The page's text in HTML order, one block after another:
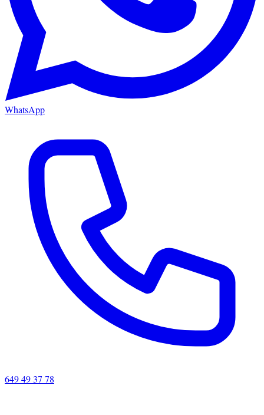
WhatsApp
649 49 37 78